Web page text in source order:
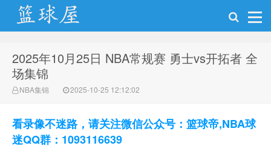
NBA录像吧
2025年10月25日 NBA常规赛 勇士vs开拓者 全
场集锦
NBA集锦 2025-10-25 12:12:02
看录像不迷路，请关注微信公众号：篮球帝,NBA球
迷QQ群：1093116639